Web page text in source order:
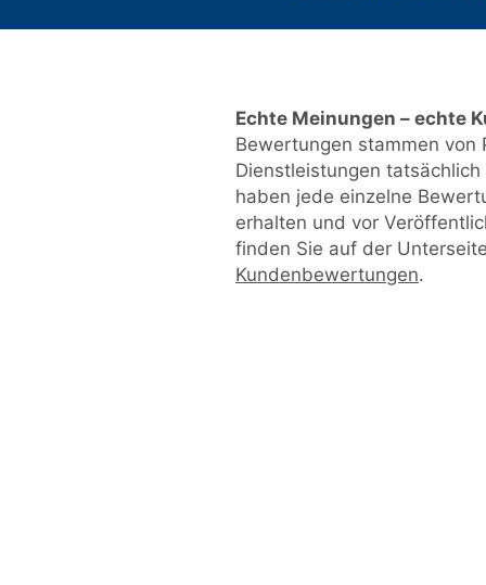
Echte Meinungen – echte
Bewertungen stammen von
Dienstleistungen
haben jede einzelne
erhalten und vor
finden Sie auf der
Kundenbewertungen.